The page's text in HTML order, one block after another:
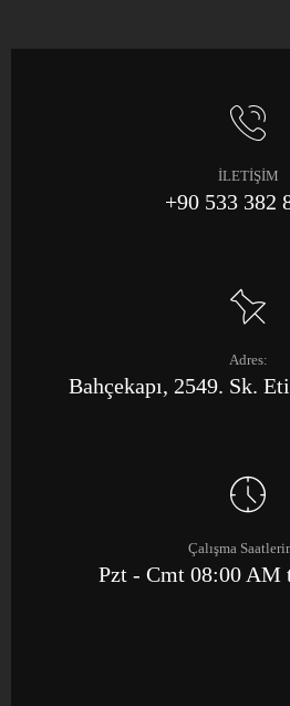
İLETİŞİM
+90 533 382
Adres:
Bahçekapı, 2549. Sk.
Çalışma
Pzt - Cmt 08:00 AM